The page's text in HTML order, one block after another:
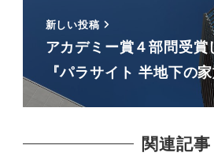
新しい投稿
アカデミー賞４部問受賞
『パラサイト 半地下の
関連記事